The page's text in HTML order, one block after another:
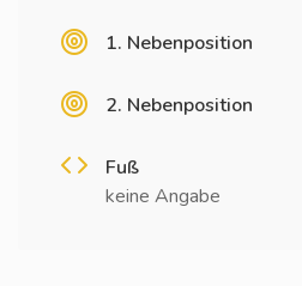
1. Nebenposition
2. Nebenposition
Fuß
keine Angabe